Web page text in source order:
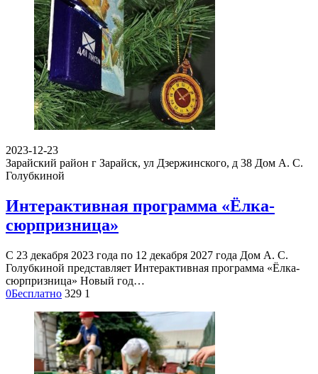
2023-12-23
Зарайский район г Зарайск, ул Дзержинского, д 38 Дом А. С.
Голубкиной
Интерактивная программа «Ёлка-
сюрпризница»
С 23 декабря 2023 года по 12 декабря 2027 года Дом А. С.
Голубкиной представляет Интерактивная программа «Ёлка-
сюрпризница» Новый год…
0Бесплатно 329 1